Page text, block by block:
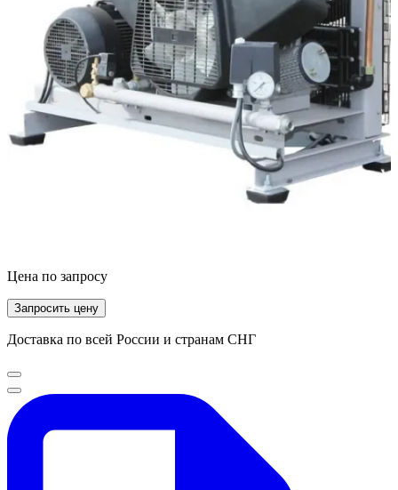
Цена по запросу
Запросить цену
Доставка по всей России и странам СНГ